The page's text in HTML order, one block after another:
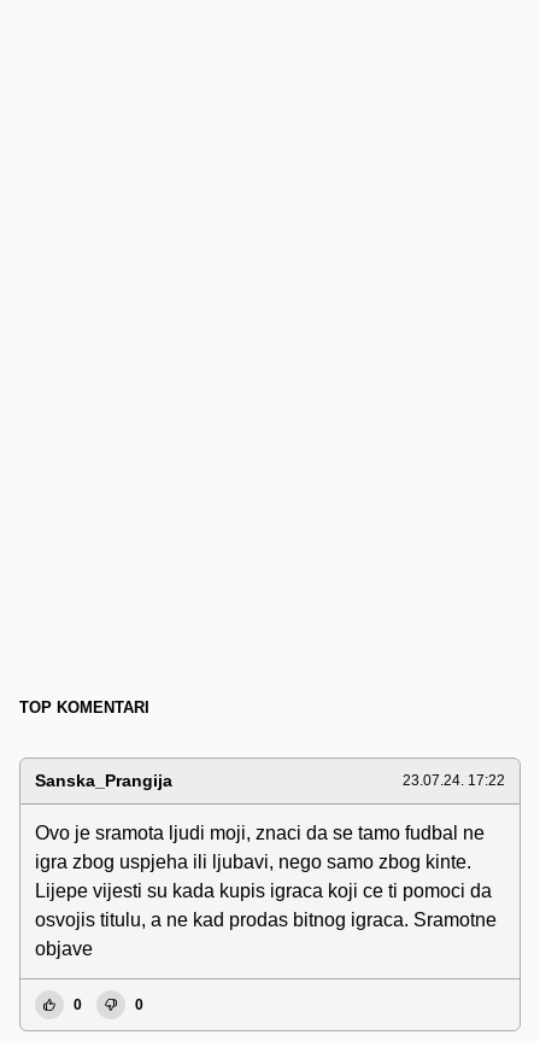
TOP KOMENTARI
Sanska_Prangija 23.07.24. 17:22
Ovo je sramota ljudi moji, znaci da se tamo fudbal ne
igra zbog uspjeha ili ljubavi, nego samo zbog kinte.
Lijepe vijesti su kada kupis igraca koji ce ti pomoci da
osvojis titulu, a ne kad prodas bitnog igraca. Sramotne
objave
0 0